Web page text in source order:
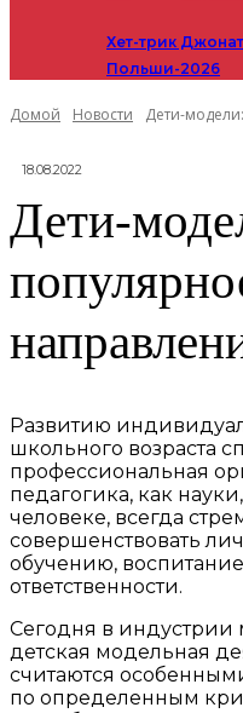
Хет-трик
Польши-2026
Домой Новости Дети-
18.08.2022
Дети-
Развитию
школьного возраста
профессиональная
педагогика, как
человеке, всегда
совершенствовать
обучению,
ответственности.
Сегодня в
детская модельная
считаются
по определенным